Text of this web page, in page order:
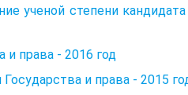
ученой степени
и права - 2016 год
и права - 2015